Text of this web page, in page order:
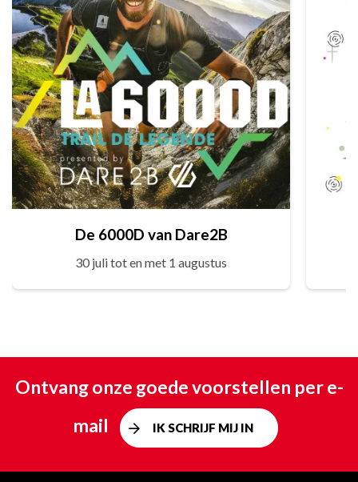
De 6000D van Dare2B
30 juli tot en met 1 augustus
Ontvang onze goede voorstellen per e-
mail
IK SCHRIJF MIJ IN